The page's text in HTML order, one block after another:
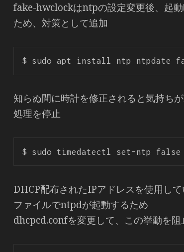
fake-hwclockはntpの設定変更後、起
ため、対策として追加
知らぬ間に時計を修正されると気持ち
処理を停止
DHCP配布されたIPアドレスを使用し
ファイルでntpdが起動するため
dhcpcd.confを変更して、この挙動を阻